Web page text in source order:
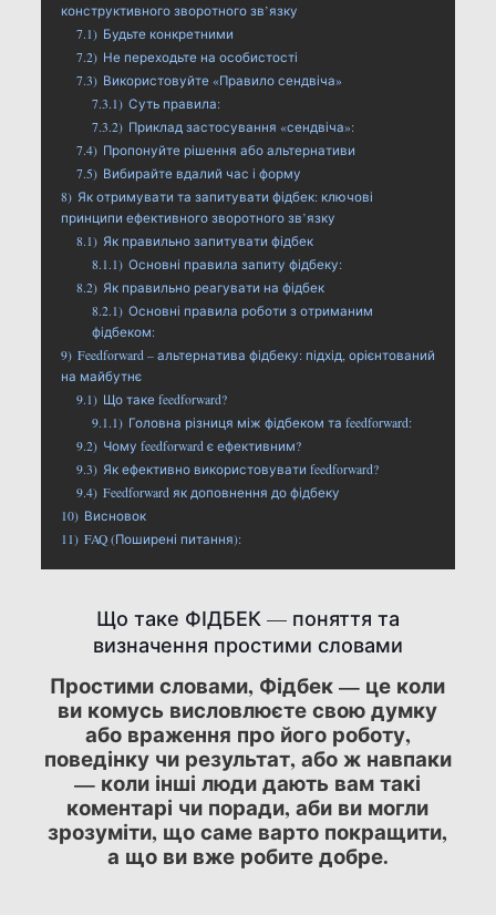
конструктивного зворотного зв’язку
7.1) Будьте конкретними
7.2) Не переходьте на особистості
7.3) Використовуйте «Правило сендвіча»
7.3.1) Суть правила:
7.3.2) Приклад застосування «сендвіча»:
7.4) Пропонуйте рішення або альтернативи
7.5) Вибирайте вдалий час і форму
8) Як отримувати та запитувати фідбек: ключові
принципи ефективного зворотного зв’язку
8.1) Як правильно запитувати фідбек
8.1.1) Основні правила запиту фідбеку:
8.2) Як правильно реагувати на фідбек
8.2.1) Основні правила роботи з отриманим
фідбеком:
9) Feedforward – альтернатива фідбеку: підхід, орієнтований
на майбутнє
9.1) Що таке feedforward?
9.1.1) Головна різниця між фідбеком та feedforward:
9.2) Чому feedforward є ефективним?
9.3) Як ефективно використовувати feedforward?
9.4) Feedforward як доповнення до фідбеку
10) Висновок
11) FAQ (Поширені питання):
Що таке ФІДБЕК — поняття та
визначення простими словами
Простими словами, Фідбек — це коли
ви комусь висловлюєте свою думку
або враження про його роботу,
поведінку чи результат, або ж навпаки
— коли інші люди дають вам такі
коментарі чи поради, аби ви могли
зрозуміти, що саме варто покращити,
а що ви вже робите добре.